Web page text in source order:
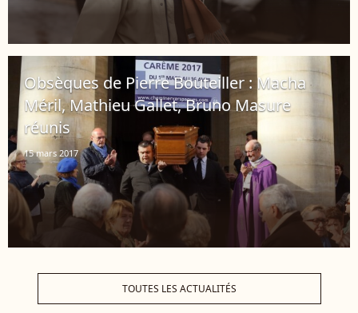
Obsèques de Pierre Bouteiller : Macha
Méril, Mathieu Gallet, Bruno Masure
réunis
15 mars 2017
TOUTES LES ACTUALITÉS